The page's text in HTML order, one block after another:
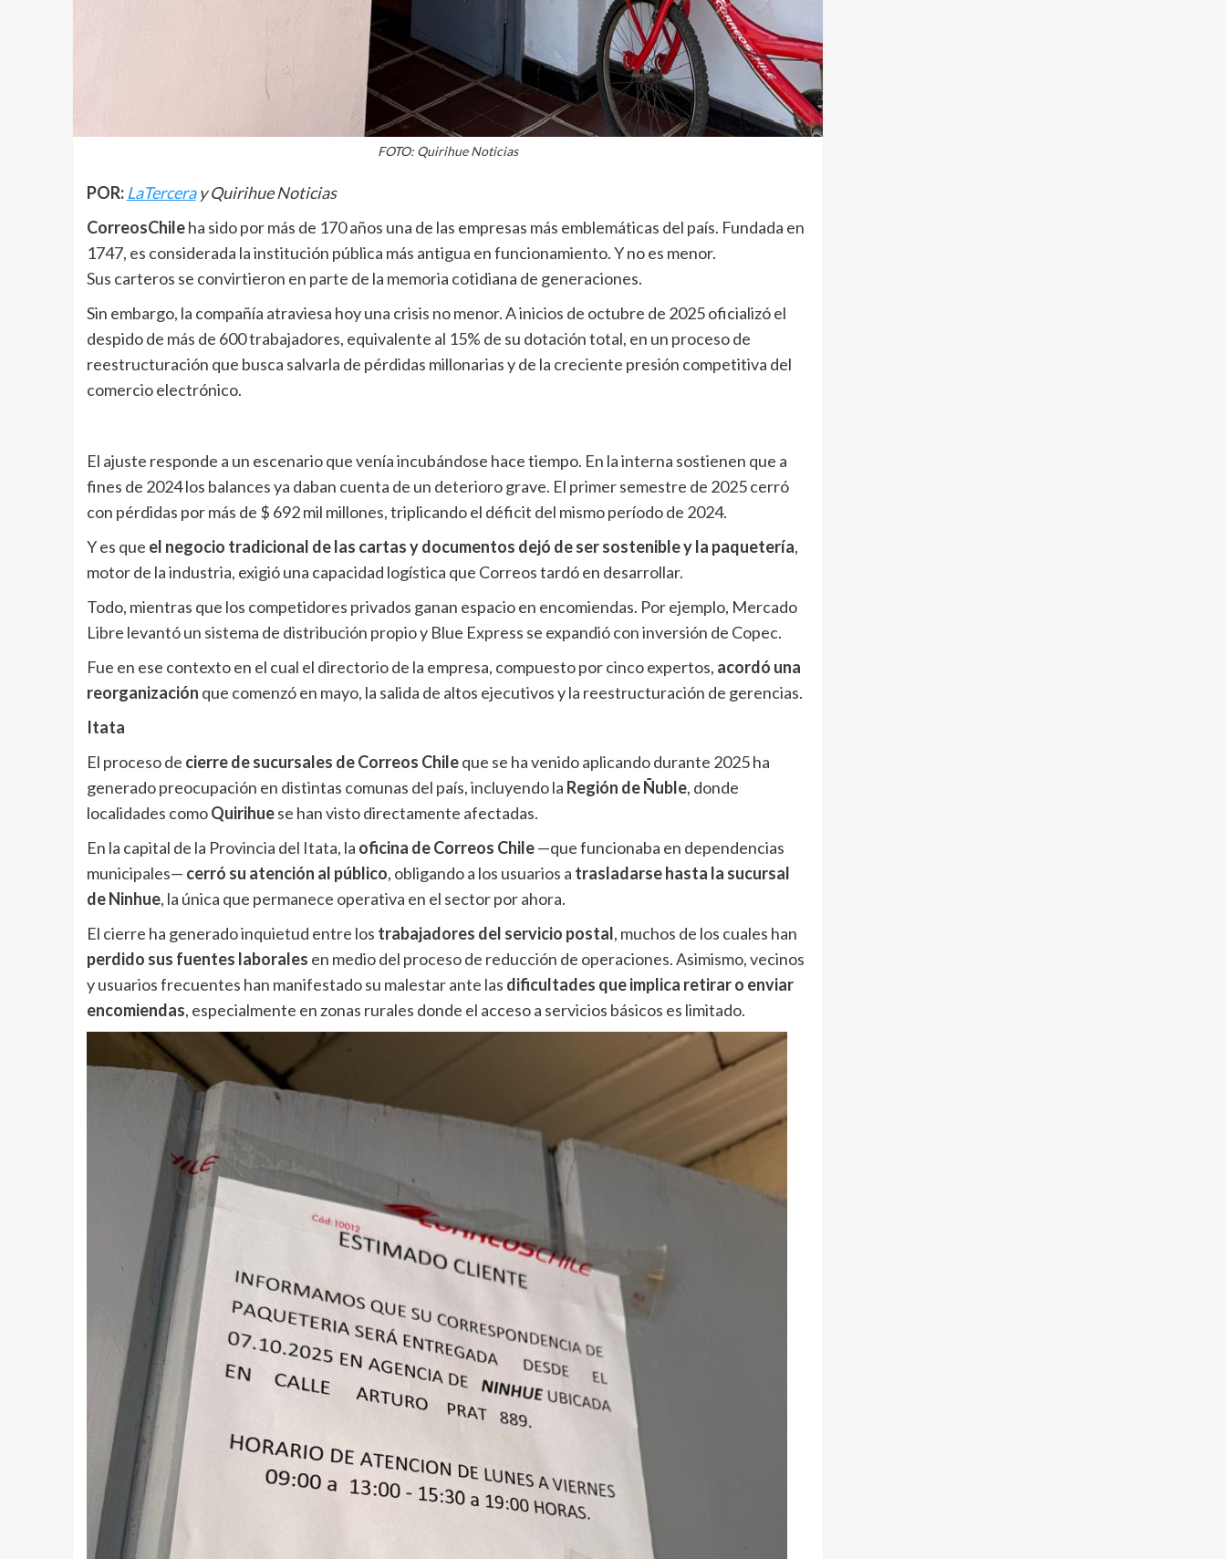
FOTO: Quirihue Noticias
POR: LaTerceray Quirihue Noticias
CorreosChileha sido por más de 170 años una de las empresas más emblemáticas del país. Fundada en
1747, es considerada la institución pública más antigua en funcionamiento. Y no es menor.
Sus carteros se convirtieron en parte de la memoria cotidiana de generaciones.
Sin embargo, la compañía atraviesa hoy una crisis no menor. A inicios de octubre de 2025 oficializó el
despido de más de 600 trabajadores, equivalente al 15% de su dotación total, en un proceso de
reestructuración que busca salvarla de pérdidas millonarias y de la creciente presión competitiva del
comercio electrónico.
El ajuste responde a un escenario que venía incubándose hace tiempo. En la interna sostienen que a
fines de 2024 los balances ya daban cuenta de un deterioro grave. El primer semestre de 2025 cerró
con pérdidas por más de $ 692 mil millones, triplicando el déficit del mismo período de 2024.
Y es que el negocio tradicional de las cartas y documentos dejó de ser sostenible y la paquetería,
motor de la industria, exigió una capacidad logística que Correos tardó en desarrollar.
Todo, mientras que los competidores privados ganan espacio en encomiendas. Por ejemplo, Mercado
Libre levantó un sistema de distribución propio y Blue Express se expandió con inversión de Copec.
Fue en ese contexto en el cual el directorio de la empresa, compuesto por cinco expertos, acordó una
reorganización que comenzó en mayo, la salida de altos ejecutivos y la reestructuración de gerencias.
Itata
El proceso de cierre de sucursales de Correos Chileque se ha venido aplicando durante 2025 ha
generado preocupación en distintas comunas del país, incluyendo la Región de Ñuble, donde
localidades comoQuirihuese han visto directamente afectadas.
En la capital de la Provincia del Itata, la oficina de Correos Chile—que funcionaba en dependencias
municipales— cerró su atención al público, obligando a los usuarios a trasladarse hasta la sucursal
de Ninhue, la única que permanece operativa en el sector por ahora.
El cierre ha generado inquietud entre los trabajadores del servicio postal, muchos de los cuales han
perdido sus fuentes laborales en medio del proceso de reducción de operaciones. Asimismo, vecinos
y usuarios frecuentes han manifestado su malestar ante las dificultades que implica retirar o enviar
encomiendas, especialmente en zonas rurales donde el acceso a servicios básicos es limitado.